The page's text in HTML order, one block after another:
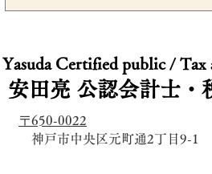
増資・減資をした場合の資本
け税制の判定時期を税理士が
解説
​​Yasuda Certified public / Tax
安田亮 公認会計士・
〒650-0022
神戸市中央区元町通2丁目9-1